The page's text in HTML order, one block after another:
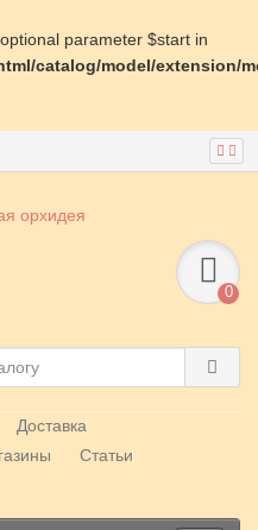
parameter $start in
catalog/model/extension/
0
Доставка
Статьи